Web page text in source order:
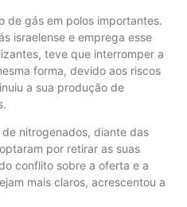
de gás em polos importantes.
israelense e emprega esse
teve que interromper a
forma, devido aos riscos
a sua produção de
nitrogenados, diante das
por retirar as suas
conflito sobre a oferta e a
mais claros, acrescentou a